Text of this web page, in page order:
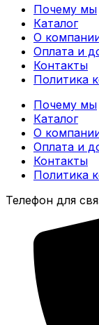
Почему мы
Каталог
О
Оплата и
Контакты
Политика
Почему мы
Каталог
О
Оплата и
Контакты
Политика
Телефон для